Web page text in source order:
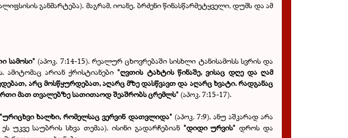
განმარტება). მაგრამ, იოანე, ბრძენი წინასწარმეტყველი, დუმს და ამ
სამოსი" (აპოკ. 7:14-15). რეალურ ცხოვრებაში სისხლი ტანისამოსს სვრის და
ამიტომაც არიან ქრისტიანები "ღვთის ტახტის წინაშე, ვისაც დღე და ღამ
არც მოსწყურდებათ, აღარც მზე დასწვავთ და აღარც ხვატი. რადგანაც
მათ თვალებზე სათითაოდ შეაშრობს ცრემლს" (აპოკ. 7:15-17).
"ურიცხვი ხალხი, რომელსაც ვერვინ დათვლიდა" (აპოკ. 7:9), ანუ აშკარად არა
საუბრის სხვა თემაა). ისინი გადარჩებიან "დიდი ურვის" დროს და